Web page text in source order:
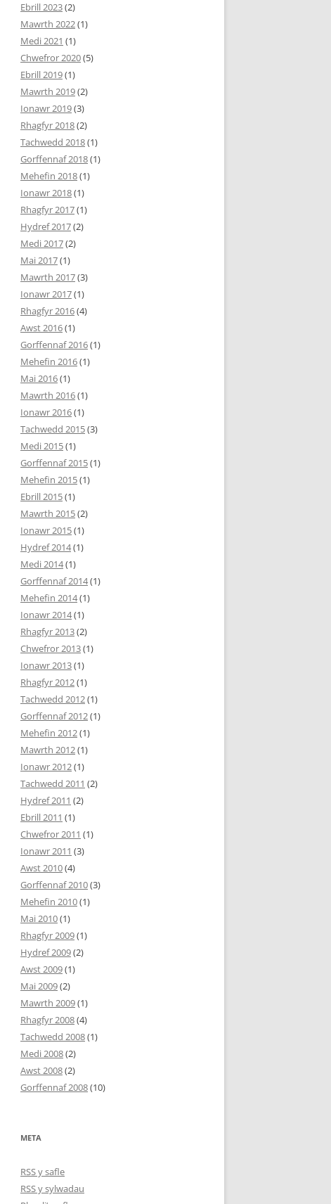
Ebrill 2023(2)
Mawrth 2022(1)
Medi 2021 (1)
Chwefror 2020(5)
Ebrill 2019(1)
Mawrth 2019(2)
Ionawr 2019(3)
Rhagfyr 2018(2)
Tachwedd 2018(1)
Gorffennaf 2018(1)
Mehefin 2018(1)
Ionawr 2018(1)
Rhagfyr 2017(1)
Hydref 2017(2)
Medi 2017(2)
Mai 2017(1)
Mawrth 2017(3)
Ionawr 2017(1)
Rhagfyr 2016(4)
Awst 2016(1)
Gorffennaf 2016(1)
Mehefin 2016(1)
Mai 2016(1)
Mawrth 2016(1)
Ionawr 2016(1)
Tachwedd 2015(3)
Medi 2015(1)
Gorffennaf 2015(1)
Mehefin 2015(1)
Ebrill 2015(1)
Mawrth 2015(2)
Ionawr 2015(1)
Hydref 2014(1)
Medi 2014(1)
Gorffennaf 2014(1)
Mehefin 2014(1)
Ionawr 2014(1)
Rhagfyr 2013(2)
Chwefror 2013(1)
Ionawr 2013(1)
Rhagfyr 2012(1)
Tachwedd 2012(1)
Gorffennaf 2012(1)
Mehefin 2012(1)
Mawrth 2012(1)
Ionawr 2012(1)
Tachwedd 2011 (2)
Hydref 2011 (2)
Ebrill 2011 (1)
Chwefror 2011 (1)
Ionawr 2011 (3)
Awst 2010(4)
Gorffennaf 2010(3)
Mehefin 2010(1)
Mai 2010(1)
Rhagfyr 2009(1)
Hydref 2009(2)
Awst 2009(1)
Mai 2009(2)
Mawrth 2009(1)
Rhagfyr 2008(4)
Tachwedd 2008(1)
Medi 2008(2)
Awst 2008(2)
Gorffennaf 2008(10)
META
RSS y safle
RSS y sylwadau